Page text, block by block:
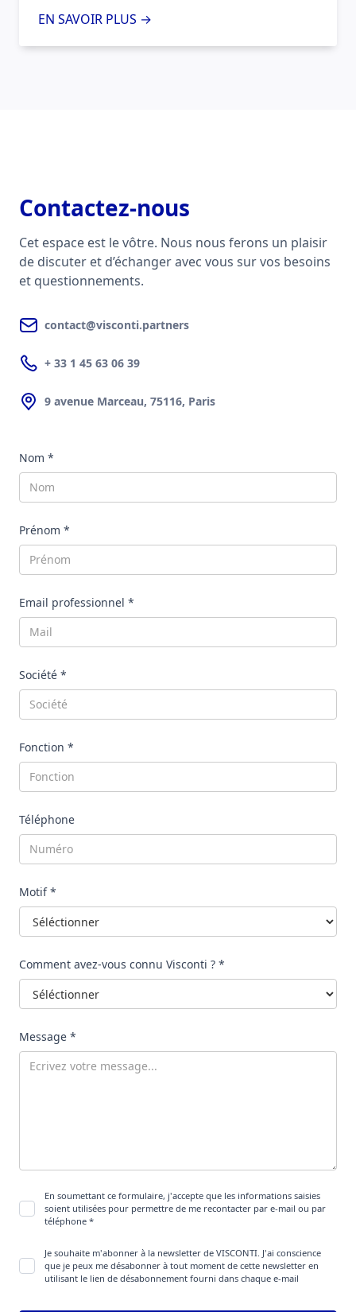
EN SAVOIR PLUS →
Contactez-nous
Cet espace est le vôtre. Nous nous ferons un plaisir
de discuter et d’échanger avec vous sur vos besoins
et questionnements.
contact@visconti.partners
+ 33 1 45 63 06 39
9 avenue Marceau, 75116, Paris
Nom *
Prénom *
Email professionnel *
Société *
Fonction *
Téléphone
Motif *
Comment avez-vous connu Visconti ? *
Message *
En soumettant ce formulaire, j'accepte que les informations saisies
soient utilisées pour permettre de me recontacter par e-mail ou par
téléphone *
Je souhaite m'abonner à la newsletter de VISCONTI. J'ai conscience
que je peux me désabonner à tout moment de cette newsletter en
utilisant le lien de désabonnement fourni dans chaque e-mail